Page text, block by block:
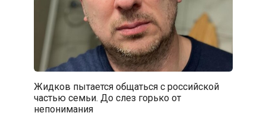
Жидков пытается общаться с российской
частью семьи. До слез горько от
непонимания